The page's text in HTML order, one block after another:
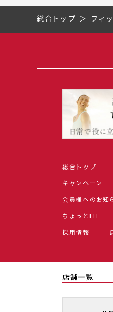
総合トップ フィ
総合トップ
キャンペーン
会員様へのお知
ちょっとFIT
採用情報
店舗一覧